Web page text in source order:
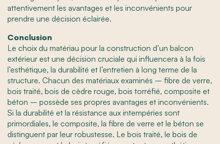
attentivement les avantages et les inconvénients pour
prendre une décision éclairée.
Conclusion
Le choix du matériau pour la construction d’un balcon
extérieur est une décision cruciale qui influencera à la fois
l’esthétique, la durabilité et l’entretien à long terme de la
structure. Chacun des matériaux examinés – fibre de verre,
bois traité, bois de cèdre rouge, bois torréfié, composite et
béton – possède ses propres avantages et inconvénients.
Si la durabilité et la résistance aux intempéries sont
primordiales, le composite, la fibre de verre et le béton se
distinguent par leur robustesse. Le bois traité, le bois de